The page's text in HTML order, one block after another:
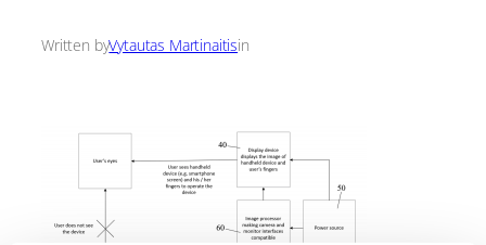
Written byVytautas Martinaitisin